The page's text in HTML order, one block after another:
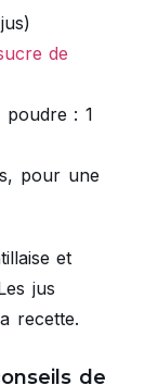
de
poudre : 1
pour une
et
jus
recette.
de